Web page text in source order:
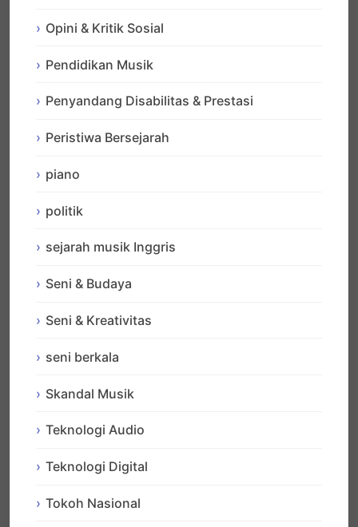
Opini & Kritik Sosial
Pendidikan Musik
Penyandang Disabilitas & Prestasi
Peristiwa Bersejarah
piano
politik
sejarah musik Inggris
Seni & Budaya
Seni & Kreativitas
seni berkala
Skandal Musik
Teknologi Audio
Teknologi Digital
Tokoh Nasional